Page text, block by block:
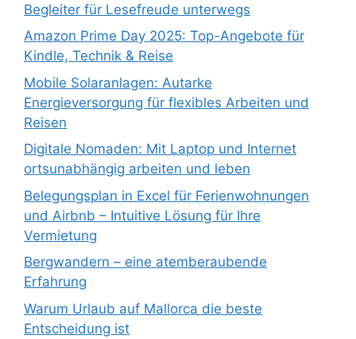
Begleiter für Lesefreude unterwegs
Amazon Prime Day 2025: Top-Angebote für
Kindle, Technik & Reise
Mobile Solaranlagen: Autarke
Energieversorgung für flexibles Arbeiten und
Reisen
Digitale Nomaden: Mit Laptop und Internet
ortsunabhängig arbeiten und leben
Belegungsplan in Excel für Ferienwohnungen
und Airbnb – Intuitive Lösung für Ihre
Vermietung
Bergwandern – eine atemberaubende
Erfahrung
Warum Urlaub auf Mallorca die beste
Entscheidung ist